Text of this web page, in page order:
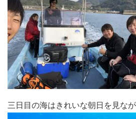
三日目の海はきれいな朝日を見なが